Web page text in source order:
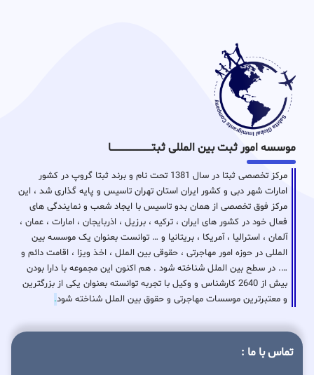
موسسه امور ثبت بین المللی ثبتـــــــــــــــــــــــــــــا
مرکز تخصصی ثبتا در سال 1381 تحت نام و برند ثبتا گروپ در کشور
امارات شهر دبی و کشور ایران استان تهران تاسیس و پایه گذاری شد ، این
مرکز فوق تخصصی از همان بدو تاسیس با ایجاد شعب و نمایندگی های
فعال خود در کشور های ایران ، ترکیه ، برزیل ، اذربایجان ، امارات ، عمان ،
آلمان ، استرالیا ، آمریکا ، بریتانیا و … توانست بعنوان یک موسسه بین
المللی در حوزه امور مهاجرتی ، حقوقی بین الملل ، اخذ ویزا ، اقامت دائم و
…. در سطح بین الملل شناخته شود . هم اکنون این مجموعه با دارا بودن
بیش از 2640 کارشناس و وکیل با تجربه توانسته بعنوان یکی از بزرگترین
و معتبرترین موسسات مهاجرتی و حقوق بین الملل شناخته شود.
تماس با ما :